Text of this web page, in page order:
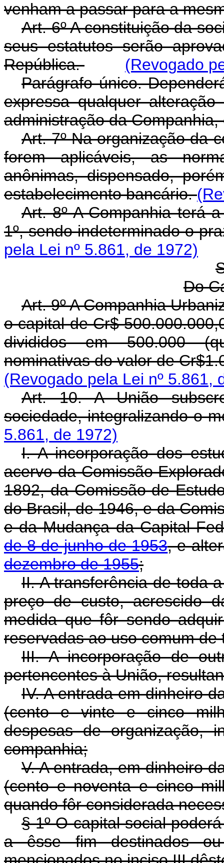
venham a passar para a
Art. 6º A constituição da
seus estatutos serão
República.
(Revogado
Parágrafo único.
expressa qualquer
administração da
Art. 7º Na organização da
forem aplicáveis, as
anônimas, dispensado,
estabelecimento bancário.
Art. 8º A Companhia terá
1º, sendo indeterminado o
pela Lei nº 5.861, de 1972)
Do
Art. 9º A Companhia
o capital de Cr$
divididos em 500.000
nominativas do valor de
(Revogado pela Lei nº 5.861,
Art. 10. A União
sociedade, integralizando-o
5.861, de 1972)
I. A incorporação dos
acervo da Comissão
1892, da Comissão de
do Brasil, de 1946, e da
e da Mudança da Capital
de 8 de junho de 1953, e
dezembro de 1955;
II. A transferência de toda
preço de custo, acrescido
medida que fôr sendo
reservadas ao uso comum
III. A incorporação de
pertencentes à União,
IV. A entrada em dinheiro
(cento e vinte e cinco
despesas de organização,
companhia;
V. A entrada, em dinheiro
(cento e noventa e cinco
quando fôr considerada
§ 1º O capital social
a êsse fim destinados